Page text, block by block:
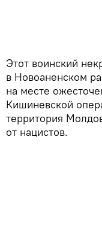
Этот воинский
в Новоаненском
на месте
Кишиневской
территория
от нацистов.